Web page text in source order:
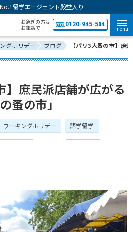
留学エージェント殿堂入り
お急ぎの方は
お電話で！
0120-945-504
menu
グホリデー ブログ 【パリ3大蚤の市】庶
】庶民派店舗が広がる
蚤の市」
ワーキングホリデー 語学留学